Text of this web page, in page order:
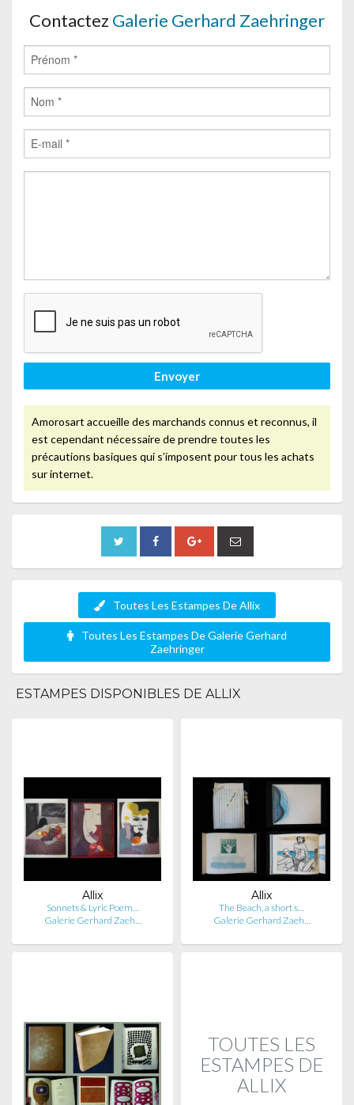
Contactez Galerie Gerhard Zaehringer
Envoyer
Amorosart accueille des marchands connus et reconnus, il
est cependant nécessaire de prendre toutes les
précautions basiques qui s’imposent pour tous les achats
sur internet.
Toutes Les Estampes De Allix
Toutes Les Estampes De Galerie Gerhard
Zaehringer
ESTAMPES DISPONIBLES DE ALLIX
Allix
Sonnets & Lyric Poem…
Galerie Gerhard Zaeh…
Allix
The Beach, a short s…
Galerie Gerhard Zaeh…
TOUTES LES
ESTAMPES DE
ALLIX